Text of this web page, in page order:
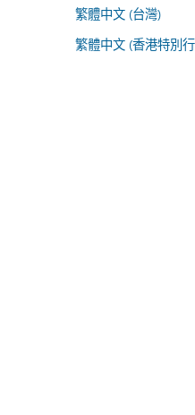
繁體中文 (台灣)
繁體中文 (香港特別